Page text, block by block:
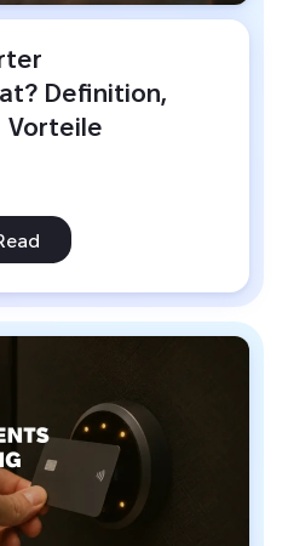
Definition,
Vorteile